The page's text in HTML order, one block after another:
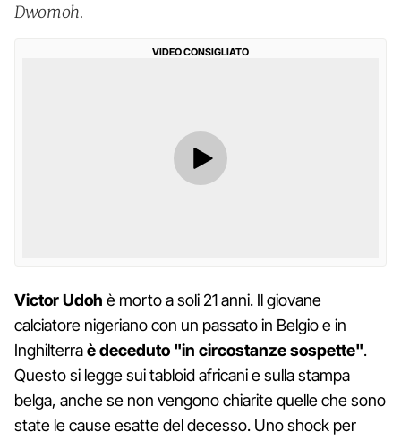
Dwomoh.
VIDEO CONSIGLIATO
Victor Udoh è morto a soli 21 anni. Il giovane
calciatore nigeriano con un passato in Belgio e in
Inghilterraè deceduto "in circostanze sospette".
Questo si legge sui tabloid africani e sulla stampa
belga, anche se non vengono chiarite quelle che sono
state le cause esatte del decesso. Uno shock per